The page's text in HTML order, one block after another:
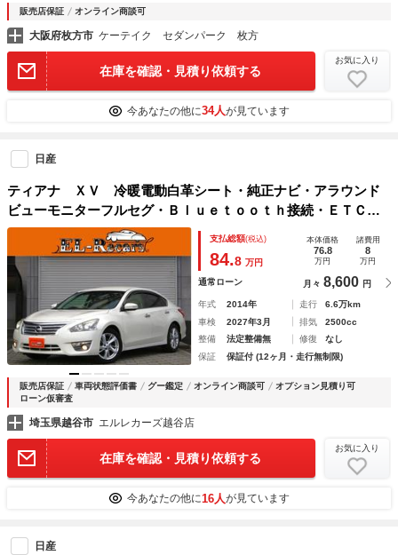
販売店保証 オンライン商談可
大阪府枚方市 ケーテイク セダンパーク 枚方
在庫を確認・見積り依頼する
お気に入り
今あなたの他に34人が見ています
日産
ティアナ ＸＶ 冷暖電動白革シート・純正ナビ・アラウンド
ビューモニターフルセグ・Ｂｌｕｅｔｏｏｔｈ接続・ＥＴＣ・
クルーズコントロール・スマートキー・プッシュスタート・Ｈ
ＩＤヘッドライト・フォグ・純正１７ＡＷ・ドラレコ
支払総額(税込)
84.8 万円
本体価格
76.8
万円
諸費用
8
万円
通常ローン 月々 8,600 円
年式 2014年 走行
6.6万km
車検
2027年3月 排気
2500cc
整備
法定整備無 修復
なし
保証
保証付 (12ヶ月・走行無制限)
販売店保証 車両状態評価書 グー鑑定 オンライン商談可
オプション見積り可
ローン仮審査
埼玉県越谷市 エルレカーズ越谷店
在庫を確認・見積り依頼する
お気に入り
今あなたの他に16人が見ています
日産